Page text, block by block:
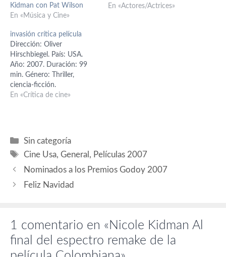
Kidman con Pat Wilson
En «Música y Cine»
la vida del director italiano
En «Actores/Actrices»
invasión crítica película
Dirección: Oliver
Hirschbiegel. País: USA.
Año: 2007. Duración: 99
min. Género: Thriller,
ciencia-ficción.
Interpretación: Nicole
Kaufman), Jackson Bond
(Oliver), Jeffrey Wright (Dr.
Stephen Galeano) Guión:
David Kajganich, basado en
cuerpos" de Jack Finney.
En «Crítica de cine»
Categorías
Sin categoría
Etiquetas
Cine Usa,General , Películas 2007
Nominados a los Premios Godoy 2007
Feliz Navidad
1 comentario en «Nicole Kidman Al
final del espectro remake de la